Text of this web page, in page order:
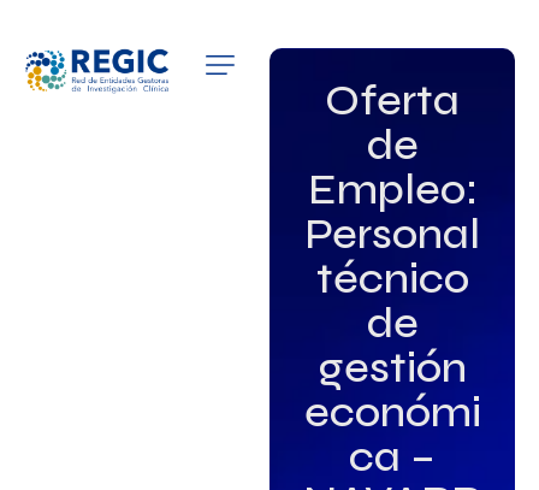
Oferta
de
Empleo:
Personal
técnico
de
gestión
económi
ca –
QUIÉNES SOMOS
PATROCINADORES
GRUPOS DE INTERÉS